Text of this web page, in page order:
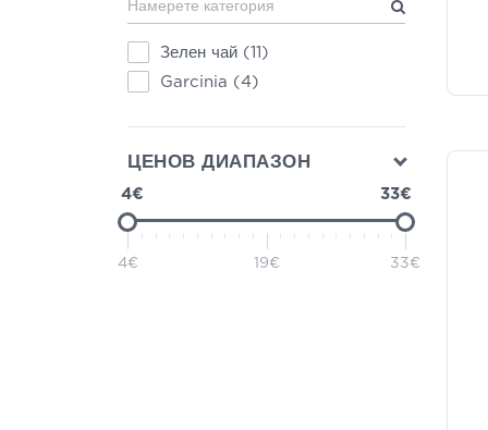
Зелен чай (11)
Garcinia (4)
ЦЕНОВ ДИАПАЗОН
4€ 33€
4€ 19€ 33€